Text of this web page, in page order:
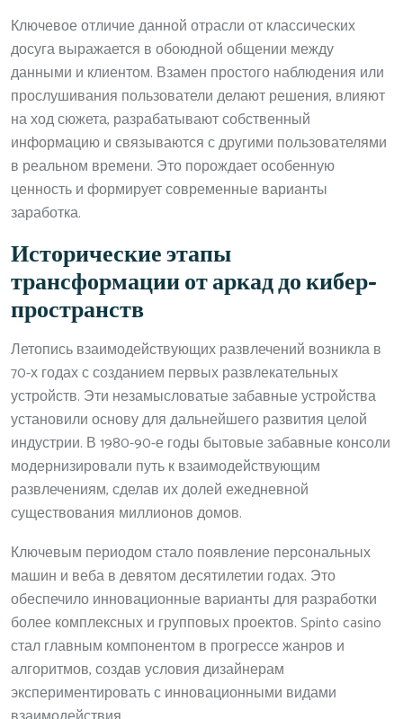
Ключевое отличие данной отрасли от классических
досуга выражается в обоюдной общении между
данными и клиентом. Взамен простого наблюдения или
прослушивания пользователи делают решения, влияют
на ход сюжета, разрабатывают собственный
информацию и связываются с другими пользователями
в реальном времени. Это порождает особенную
ценность и формирует современные варианты
заработка.
Исторические этапы
трансформации от аркад до кибер-
пространств
Летопись взаимодействующих развлечений возникла в
70-х годах с созданием первых развлекательных
устройств. Эти незамысловатые забавные устройства
установили основу для дальнейшего развития целой
индустрии. В 1980-90-е годы бытовые забавные консоли
модернизировали путь к взаимодействующим
развлечениям, сделав их долей ежедневной
существования миллионов домов.
Ключевым периодом стало появление персональных
машин и веба в девятом десятилетии годах. Это
обеспечило инновационные варианты для разработки
более комплексных и групповых проектов. Spinto casino
стал главным компонентом в прогрессе жанров и
алгоритмов, создав условия дизайнерам
экспериментировать с инновационными видами